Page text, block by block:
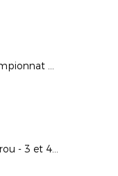
2ème Journée Championnat Futsal Seniors (Poule B) - Mercredi 8 novembre 2017
Module U11 Villebarou - 3 et 4 novembre 2017